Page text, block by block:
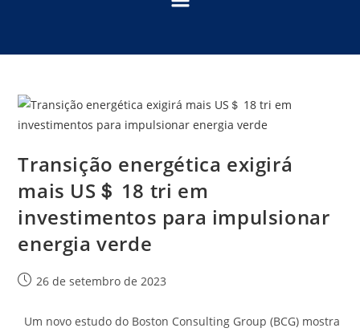
Transição energética exigirá
mais US＄ 18 tri em
investimentos para impulsionar
energia verde
26 de setembro de 2023
Um novo estudo do Boston Consulting Group (BCG) mostra